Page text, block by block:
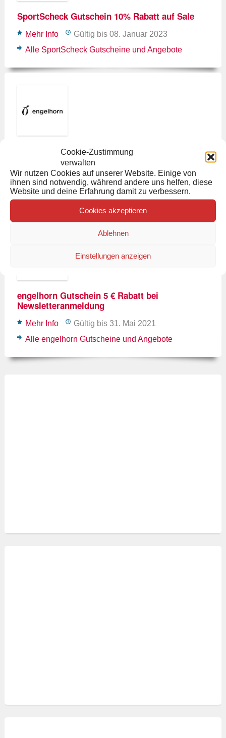
Cookie-Zustimmung
verwalten
Wir nutzen Cookies auf unserer Website. Einige von
ihnen sind notwendig, während andere uns helfen, diese
Website und deine Erfahrung damit zu verbessern.
Cookies akzeptieren
Ablehnen
Einstellungen anzeigen
SportScheck Gutschein 10% Rabatt auf Sale
Mehr Info
Gültig bis 08. Januar 2023
Alle SportScheck Gutscheine und Angebote
engelhorn Gutscheincode 15% Rabatt auf
Oster-Highlights
Mehr Info
Gültig bis 28. März 2021
Alle engelhorn Gutscheine und Angebote
engelhorn Gutschein 5 € Rabatt bei
Newsletteranmeldung
Mehr Info
Gültig bis 31. Mai 2021
Alle engelhorn Gutscheine und Angebote